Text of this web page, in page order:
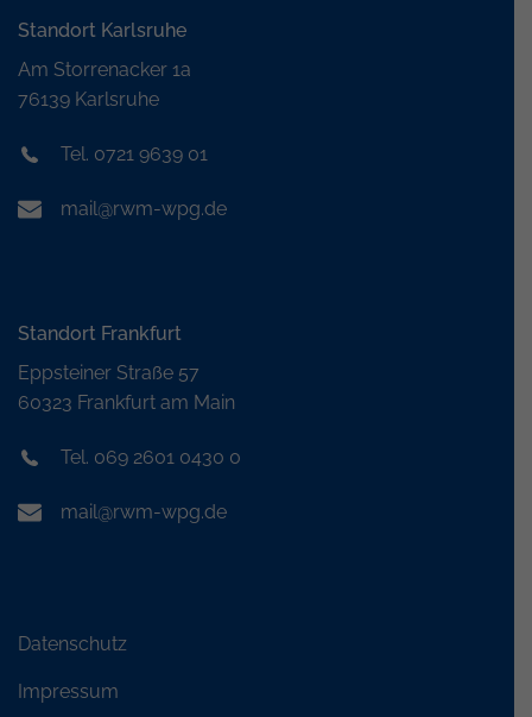
Standort Karlsruhe
Am Storrenacker 1a
76139 Karlsruhe
Tel. 0721 9639 01
mail@rwm-wpg.de
Standort Frankfurt
Eppsteiner Straße 57
60323 Frankfurt am Main
Tel. 069 2601 0430 0
mail@rwm-wpg.de
Datenschutz
Impressum